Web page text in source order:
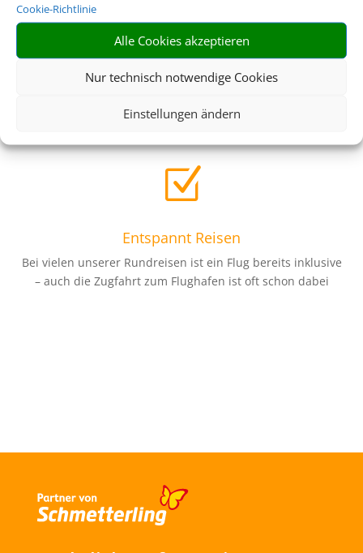
Cookie-Richtlinie
Alle Cookies akzeptieren
Nur technisch notwendige Cookies
Einstellungen ändern
Z
Genau mein Ding
Von Abenteuerreisen über Familienreisen bis hin zu
Z
Entspannt Reisen
Bei vielen unserer Rundreisen ist ein Flug bereits inklusive
– auch die Zugfahrt zum Flughafen ist oft schon dabei